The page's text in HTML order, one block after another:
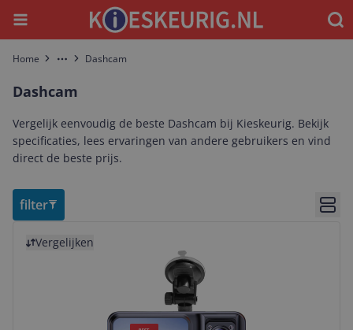
Menu
Home More Dashcam
Dashcam
Vergelijk eenvoudig de beste Dashcam bij Kieskeurig. Bekijk
specificaties, lees ervaringen van andere gebruikers en vind
direct de beste prijs.
filter
Vergelijken